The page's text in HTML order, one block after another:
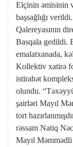
Elçinin əmisinin
başsağlığı
Qalereyasının
Basqala gedildi.
emalatxanada,
Kollektiv xatirə
istirahət
olundu.
şairləri Mayıl
tort
rəssam Natiq
Mayıl